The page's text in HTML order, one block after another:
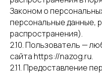
Законом о
персональные данные,
распространения).
2.10. Пользователь —
сайта https://nazog.ru.
2.11. Предоставление